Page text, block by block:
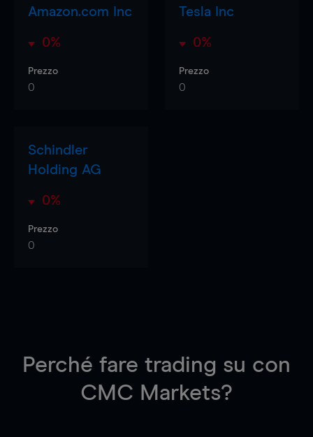
Amazon.com Inc
0%
Prezzo
0
Tesla Inc
0%
Prezzo
0
Schindler
Holding AG
0%
Prezzo
0
Perché fare trading su con
CMC Markets?